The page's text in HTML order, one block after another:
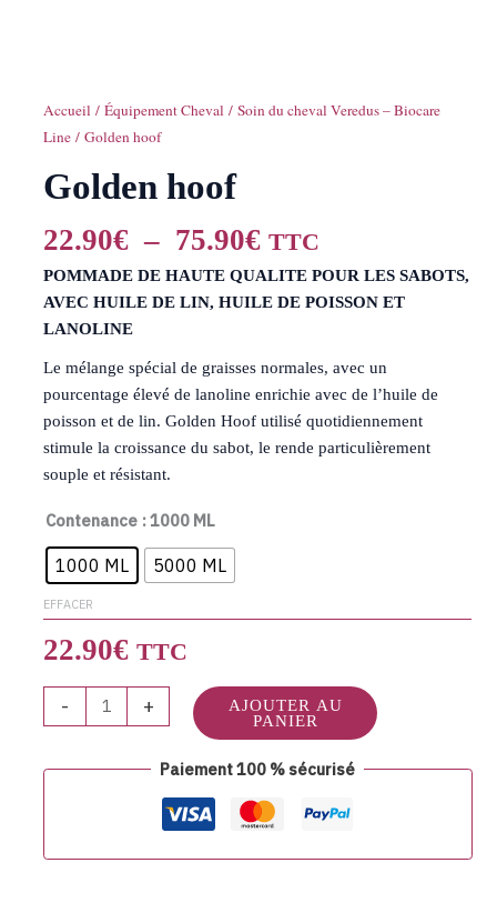
Accueil /Équipement Cheval /Soin du cheval Veredus – Biocare
Line / Golden hoof
Golden hoof
22.90€ – 75.90€ TTC
POMMADE DE HAUTE QUALITE POUR LES SABOTS,
AVEC HUILE DE LIN, HUILE DE POISSON ET
LANOLINE
Le mélange spécial de graisses normales, avec un
pourcentage élevé de lanoline enrichie avec de l’huile de
poisson et de lin. Golden Hoof utilisé quotidiennement
stimule la croissance du sabot, le rende particulièrement
souple et résistant.
Contenance : 1000 ML
1000 ML 5000 ML
EFFACER
22.90€ TTC
- +
AJOUTER AU
PANIER
Paiement 100 % sécurisé